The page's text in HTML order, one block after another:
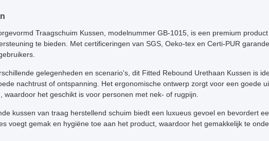
Traagschuim Kussen, modelnummer GB-1015, is een premium
te bieden. Met certificeringen van SGS, Oeko-tex en Certi-PUR
gelegenheden en scenario's, dit Fitted Rebound Urethaan Kussen is
nachtrust of ontspanning. Het ergonomische ontwerp zorgt voor een goede
waardoor het geschikt is voor personen met nek- of rugpijn.
kussen van traag herstellend schuim biedt een luxueus gevoel en bevordert
voegt gemak en hygiëne toe aan het product, waardoor het gemakkelijk te